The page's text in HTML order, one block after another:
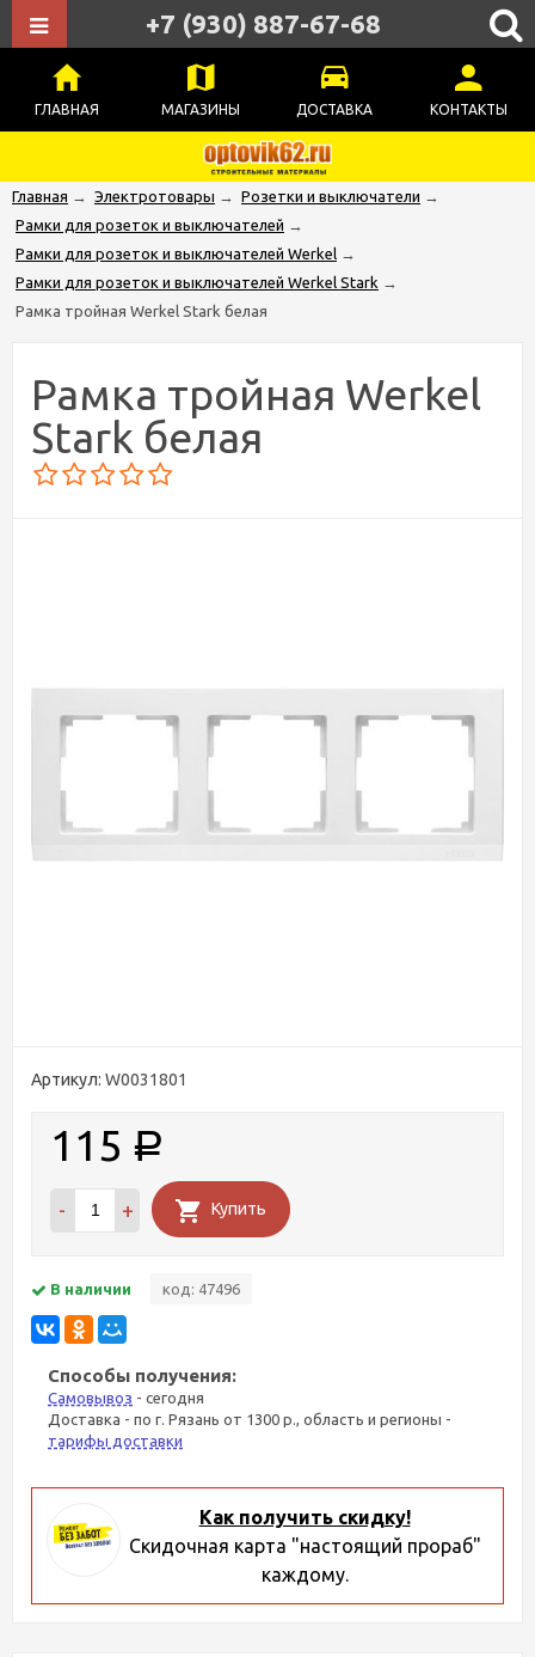
ГЛАВНАЯ МАГАЗИНЫ ДОСТАВКА КОНТАКТЫ
+7 (930) 887-67-68
Главная → Электротовары → Розетки и выключатели →
Рамки для розеток и выключателей →
Рамки для розеток и выключателей Werkel →
Рамки для розеток и выключателей Werkel Stark →
Рамка тройная Werkel Stark белая
Рамка тройная Werkel
Stark белая
Артикул: W0031801
115 Р
- + Купить
В наличии код: 47496
Способы получения:
Самовывоз - сегодня
Доставка - по г. Рязань от 1300 р., область и регионы -
тарифы доставки
Как получить скидку!
Скидочная карта "настоящий прораб"
каждому.